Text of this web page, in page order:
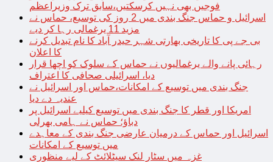
فوجیں بھی نہیں کرسکتیں،سابق ترک وزیراعظم
اسرائیل و حماس جنگ بندی میں 2 روز کی توسیع، حماس نے
مزید 11 یرغمالی رہا کر دیے
بی جے پی کا تاریخی بھارتی شہر حیدر آباد کا نام تبدیل کرنے
کا اعلان
رہائی پانے والے یرغمالیوں نے حماس کے سلوک کو اچھا قرار
دیا، اسرائیلی صحافی کا اعتراف
جنگ بندی میں توسیع کے امکانات،حماس اور اسرائیل نے
عندیہ دے دیا
امریکا اور قطر کا جنگ بندی میں توسیع کیلیے اسرائیل پر
دباؤ؛ حماس نے ہامی بھرلی
اسرائیل اور حماس کے درمیان عارضی جنگ بندی کے معاہدے
میں توسیع کے امکانات
غزہ میں سٹار لنک سیٹلائٹ کے لیے منظوری